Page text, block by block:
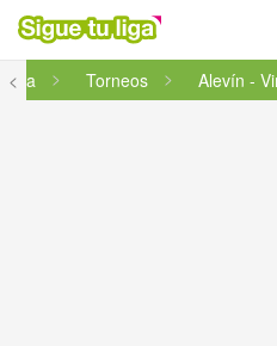
<
Torneos